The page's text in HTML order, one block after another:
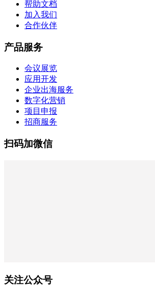
帮助文档
加入我们
合作伙伴
产品服务
会议展览
应用开发
企业出海服务
数字化营销
项目申报
招商服务
扫码加微信
关注公众号